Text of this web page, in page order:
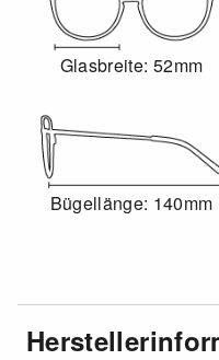
Glasbreite: 52mm
Bügellänge: 140mm